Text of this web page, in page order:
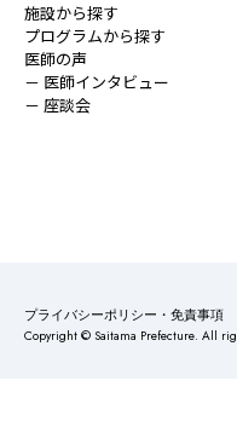
施設から探す
プログラムから探す
医師の声
－ 医師インタビュー
－ 座談会
プライバシーポリシー・免責事項
Copyright © Saitama Prefecture. All